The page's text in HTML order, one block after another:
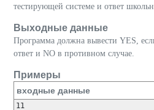
тестирующей системе и ответ
Выходные данные
Программа должна вывести YES,
ответ и NO в противном случае.
Примеры
входные данные
11